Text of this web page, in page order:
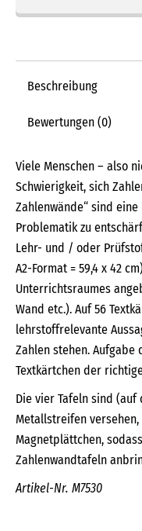
Beschreibung
Bewertungen (0)
Viele Menschen – also
Schwierigkeit, sich
Zahlenwände“ sind
Problematik zu
Lehr- und / oder
A2-Format = 59,4 x 42
Unterrichtsraumes
Wand etc.). Auf 56
lehrstoffrelevante
Zahlen stehen. Aufgabe
Textkärtchen der
Die vier Tafeln sind
Metallstreifen
Magnetplättchen,
Zahlenwandtafeln
Artikel-Nr. M7530